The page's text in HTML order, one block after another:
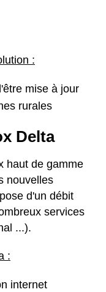
:
mise à jour
rurales
Delta
haut de gamme
nouvelles
d'un débit
services
...).
:
internet